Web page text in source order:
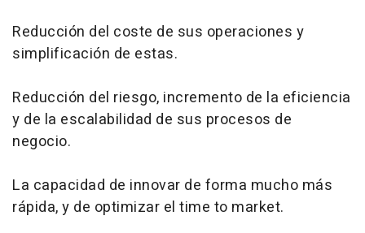
Reducción del coste de sus operaciones y
simplificación de estas.
Reducción del riesgo, incremento de la eficiencia
y de la escalabilidad de sus procesos de
negocio.
La capacidad de innovar de forma mucho más
rápida, y de optimizar el time to market.